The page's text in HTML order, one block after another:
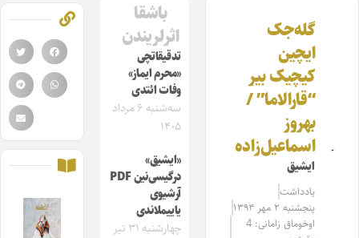
گله‌جک
ایچین
کیچیک بیر
“قارالاما” /
بهروز
اسماعیل‌زاده
ایشیق
یادداشت
پنجشنبه ۲ مهر ۱۳۹۴
اوخوماق زامانی: 4
باشقا
اثرلریندن
تدقیقاتچی
«محرم ایماز»
وفات ائتدی
سه‌شنبه ۶ مرداد
۱۴۰۵
«ایشیق»
درگیسی‌نین PDF
آرشیوی
یاییملاندی
چهارشنبه ۳۱ تیر